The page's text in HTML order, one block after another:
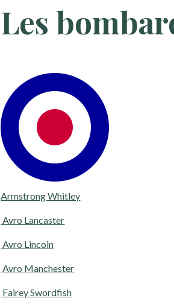
Les
Armstrong Whitley
Avro Lancaster
Avro Lincoln
Avro Manchester
Fairey Swordfish